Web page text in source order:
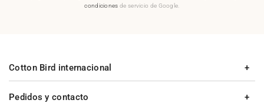
condiciones de servicio de Google.
Pedidos y contacto
Cotton Bird internacional